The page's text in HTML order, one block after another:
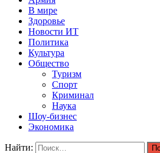
В мире
Здоровье
Новости ИТ
Политика
Культура
Общество
Туризм
Спорт
Криминал
Наука
Шоу-бизнес
Экономика
Найти: